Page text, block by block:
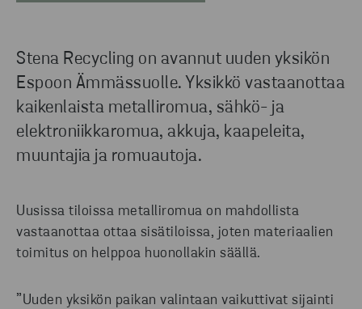
Stena Recycling on avannut uuden yksikön
Espoon Ämmässuolle. Yksikkö vastaanottaa
kaikenlaista metalliromua, sähkö- ja
elektroniikkaromua, akkuja, kaapeleita,
muuntajia ja romuautoja.
Uusissa tiloissa metalliromua on mahdollista
vastaanottaa ottaa sisätiloissa, joten materiaalien
toimitus on helppoa huonollakin säällä.
”Uuden yksikön paikan valintaan vaikuttivat sijainti